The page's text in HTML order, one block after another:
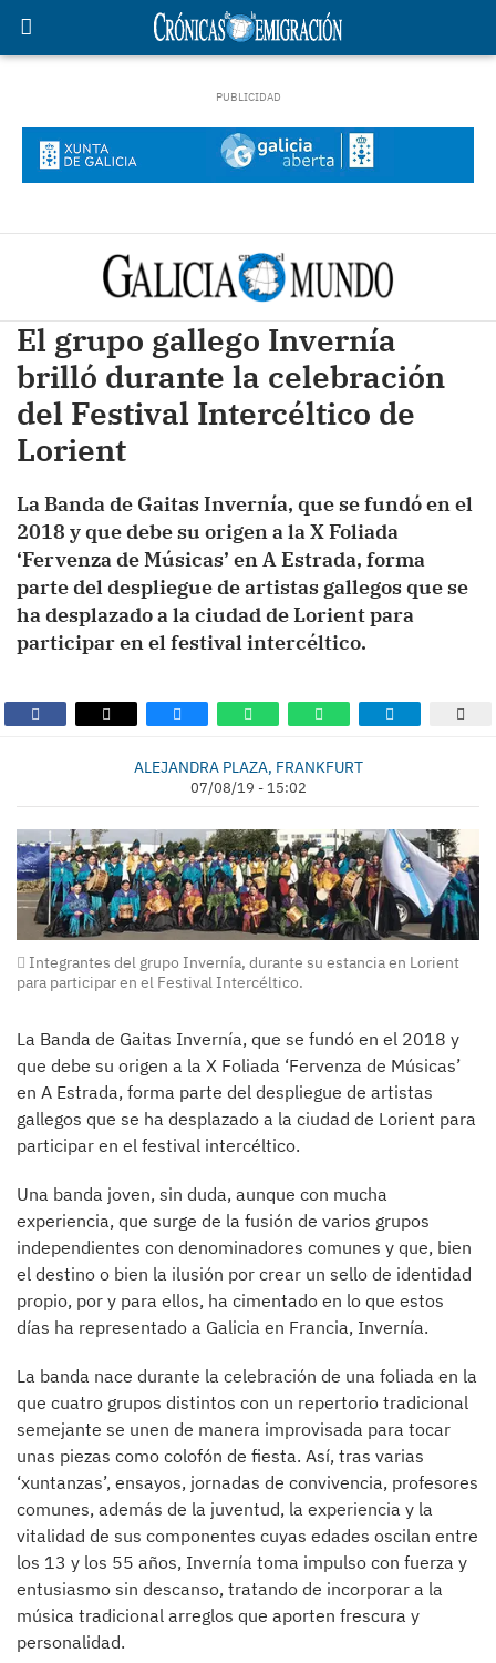
El grupo gallego Invernía
brilló durante la celebración
del Festival Intercéltico de
Lorient
La Banda de Gaitas Invernía, que se fundó en el
2018 y que debe su origen a la X Foliada
‘Fervenza de Músicas’ en A Estrada, forma
parte del despliegue de artistas gallegos que se
ha desplazado a la ciudad de Lorient para
participar en el festival intercéltico.
ALEJANDRA PLAZA, FRANKFURT
07/08/19 - 15:02
Integrantes del grupo Invernía, durante su estancia en Lorient
para participar en el Festival Intercéltico.
La Banda de Gaitas Invernía, que se fundó en el 2018 y
que debe su origen a la X Foliada ‘Fervenza de Músicas’
en A Estrada, forma parte del despliegue de artistas
gallegos que se ha desplazado a la ciudad de Lorient para
participar en el festival intercéltico.
Una banda joven, sin duda, aunque con mucha
experiencia, que surge de la fusión de varios grupos
independientes con denominadores comunes y que, bien
el destino o bien la ilusión por crear un sello de identidad
propio, por y para ellos, ha cimentado en lo que estos
días ha representado a Galicia en Francia, Invernía.
La banda nace durante la celebración de una foliada en la
que cuatro grupos distintos con un repertorio tradicional
semejante se unen de manera improvisada para tocar
unas piezas como colofón de fiesta. Así, tras varias
‘xuntanzas’, ensayos, jornadas de convivencia, profesores
comunes, además de la juventud, la experiencia y la
vitalidad de sus componentes cuyas edades oscilan entre
los 13 y los 55 años, Invernía toma impulso con fuerza y
entusiasmo sin descanso, tratando de incorporar a la
música tradicional arreglos que aporten frescura y
personalidad.